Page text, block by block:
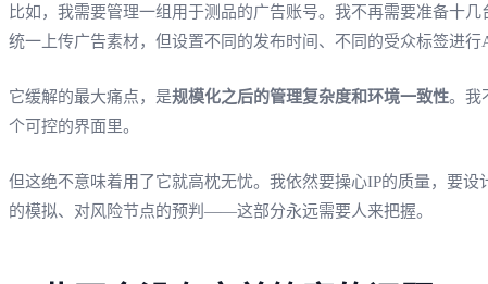
比如，我需要管理一组用于测品的广告账号。我不再需要准备十
统一上传广告素材，但设置不同的发布时间、不同的受众标签进
它缓解的最大痛点，是规模化之后的管理复杂度和环境一致性。我
个可控的界面里。
但这绝不意味着用了它就高枕无忧。我依然要操心IP的质量，要
的模拟、对风险节点的预判——这部分永远需要人来把握。